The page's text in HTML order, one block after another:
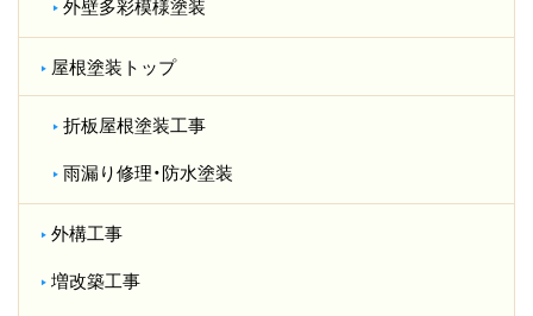
外壁多彩模様塗装
屋根塗装トップ
折板屋根塗装工事
雨漏り修理・防水塗装
外構工事
増改築工事